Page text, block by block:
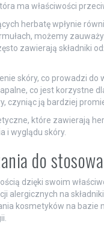
ma właściwości
herbatę wpłynie
możemy
zawierają składniki
skóry, co prowadzi do
co jest korzystne
czyniąc ją bardziej
które zawierają
i wyglądu skóry.
do
dzięki swoim
alergicznych na
kosmetyków na bazie